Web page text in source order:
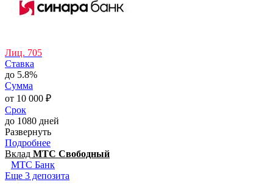
Лиц. 705
Ставка
до 5.8%
Сумма
от 10 000 ₽
Срок
до 1080 дней
Развернуть
Подробнее
Вклад МТС Свободный
МТС Банк
Еще 3 депозита